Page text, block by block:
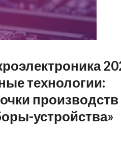
технологии:
производств
устройства»